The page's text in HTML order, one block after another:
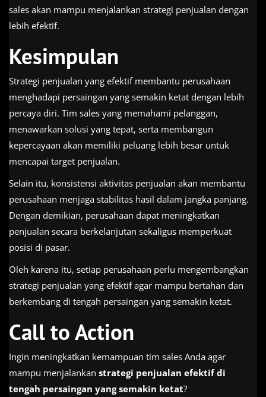
sales akan mampu menjalankan strategi penjualan dengan
lebih efektif.
Kesimpulan
Strategi penjualan yang efektif membantu perusahaan
menghadapi persaingan yang semakin ketat dengan lebih
percaya diri. Tim sales yang memahami pelanggan,
menawarkan solusi yang tepat, serta membangun
kepercayaan akan memiliki peluang lebih besar untuk
mencapai target penjualan.
Selain itu, konsistensi aktivitas penjualan akan membantu
perusahaan menjaga stabilitas hasil dalam jangka panjang.
Dengan demikian, perusahaan dapat meningkatkan
penjualan secara berkelanjutan sekaligus memperkuat
posisi di pasar.
Oleh karena itu, setiap perusahaan perlu mengembangkan
strategi penjualan yang efektif agar mampu bertahan dan
berkembang di tengah persaingan yang semakin ketat.
Call to Action
Ingin meningkatkan kemampuan tim sales Anda agar
mampu menjalankan strategi penjualan efektif di
tengah persaingan yang semakin ketat?